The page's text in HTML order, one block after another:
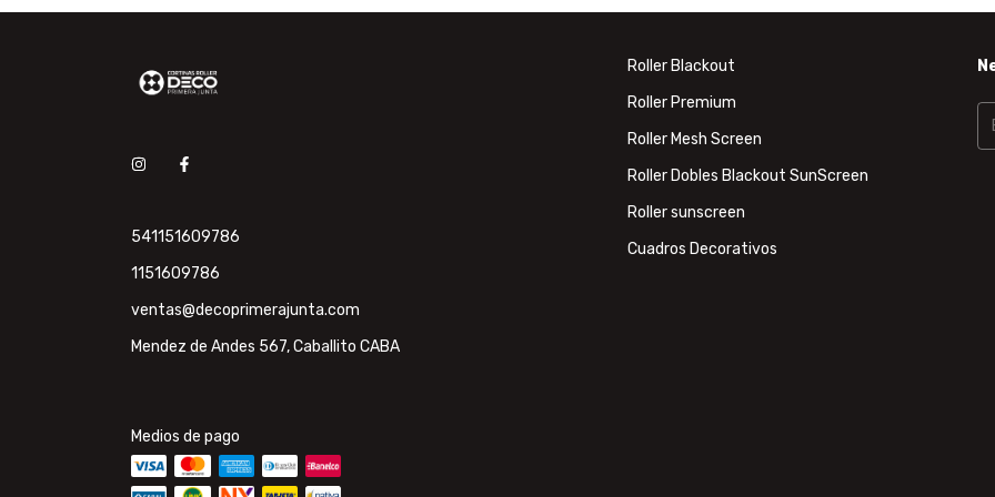
541151609786
1151609786
ventas@decoprimerajunta.com
Mendez de Andes 567, Caballito CABA
Roller Blackout
Roller Premium
Roller Mesh Screen
Roller Dobles Blackout SunScreen
Roller sunscreen
Cuadros Decorativos
Medios de pago